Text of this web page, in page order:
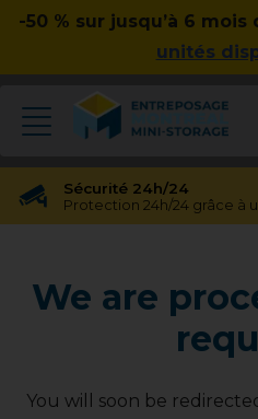
-50 % sur jusqu’à 6 mois
unités
Sécurité 24h/24
Protection 24h/24 grâce à
Transfert gratuit d'unité
Vous avez besoin d'une
Pas d'engagement à
We are
You will soon be